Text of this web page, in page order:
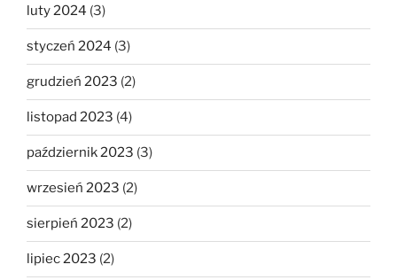
luty 2024 (3)
styczeń 2024 (3)
grudzień 2023 (2)
listopad 2023 (4)
październik 2023 (3)
wrzesień 2023 (2)
sierpień 2023 (2)
lipiec 2023 (2)